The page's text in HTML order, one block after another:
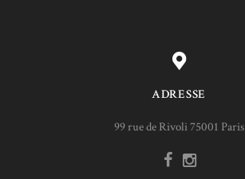
ADRESSE
99 rue de Rivoli 75001 Paris